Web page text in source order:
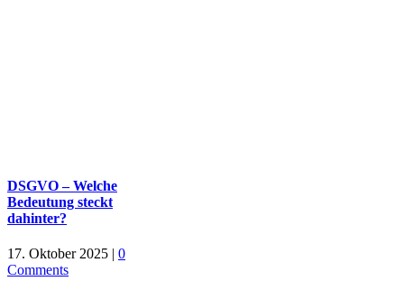
DSGVO – Welche
Bedeutung steckt
dahinter?
17. Oktober 2025 | 0
Comments